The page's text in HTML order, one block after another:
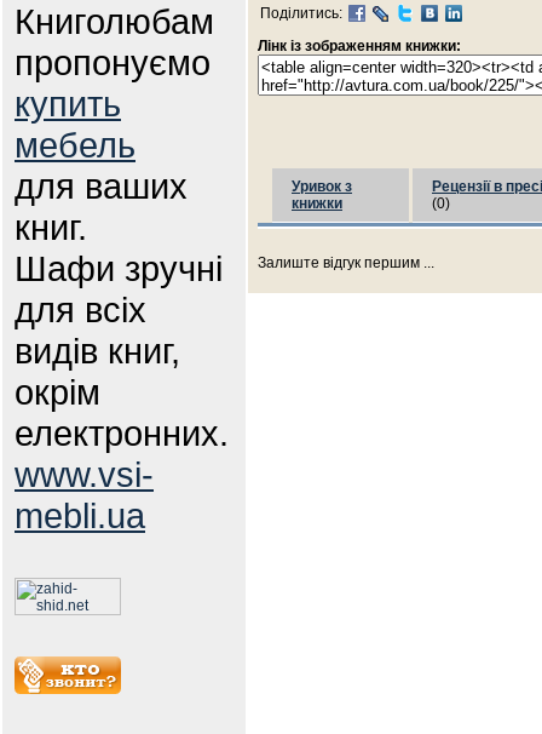
Книголюбам
пропонуємо
купить
мебель
для ваших
книг.
Шафи зручні
для всіх
видів книг,
окрім
електронних.
www.vsi-
mebli.ua
Поділитись:
Лінк із зображенням книжки:
Уривок з
книжки
Рецензії в пресі
(0)
Залиште відгук першим ...